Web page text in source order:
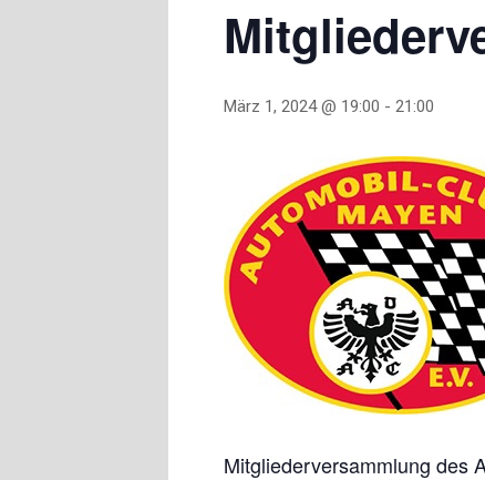
März 1, 2024 @ 19:00 - 21:00
Mitgliederversammlung des